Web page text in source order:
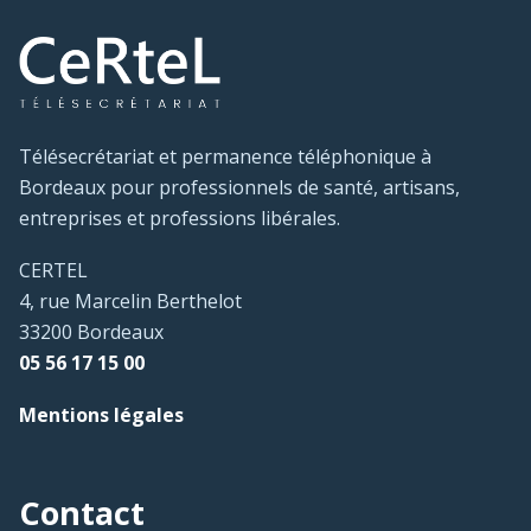
Télésecrétariat et permanence téléphonique à
Bordeaux pour professionnels de santé, artisans,
entreprises et professions libérales.
CERTEL
4, rue Marcelin Berthelot
33200 Bordeaux
05 56 17 15 00
Mentions légales
Contact